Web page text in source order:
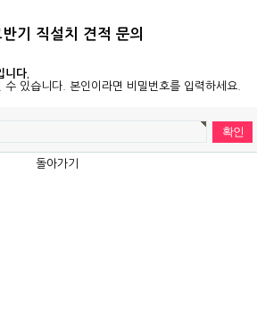
기 직설치 견적 문의
니다.
있습니다. 본인이라면 비밀번호를 입력하세요.
돌아가기